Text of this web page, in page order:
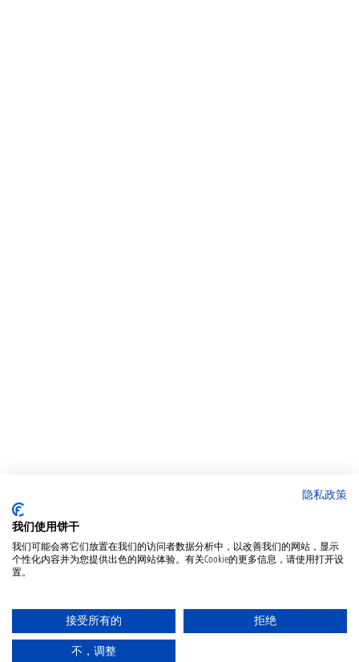
隐私政策
我们使用饼干
我们可能会将它们放置在我们的访问者数据分析中，以改善我们的网站，显示
个性化内容并为您提供出色的网站体验。有关Cookie的更多信息，请使用打开设
置。
接受所有的 拒绝
不，调整